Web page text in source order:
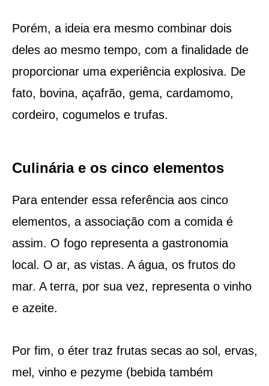
Porém, a ideia era mesmo combinar dois
deles ao mesmo tempo, com a finalidade de
proporcionar uma experiência explosiva. De
fato, bovina, açafrão, gema, cardamomo,
cordeiro, cogumelos e trufas.
Culinária e os cinco elementos
Para entender essa referência aos cinco
elementos, a associação com a comida é
assim. O fogo representa a gastronomia
local. O ar, as vistas. A água, os frutos do
mar. A terra, por sua vez, representa o vinho
e azeite.
Por fim, o éter traz frutas secas ao sol, ervas,
mel, vinho e pezyme (bebida também